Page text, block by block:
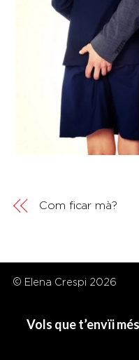
Com ficar mà?
© Elena Crespi 2026
Vols que t’envïi